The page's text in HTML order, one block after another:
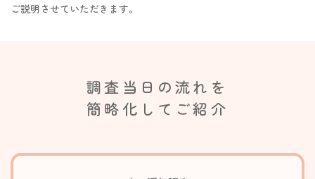
ご説明させていただきます。
調査当日の流れを
簡略化してご紹介